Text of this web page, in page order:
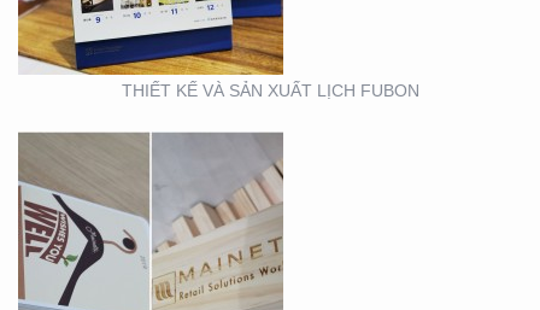
THIẾT KẾ VÀ SẢN XUẤT LỊCH FUBON
MẪU THIẾT KẾ LỊCH
TẾT